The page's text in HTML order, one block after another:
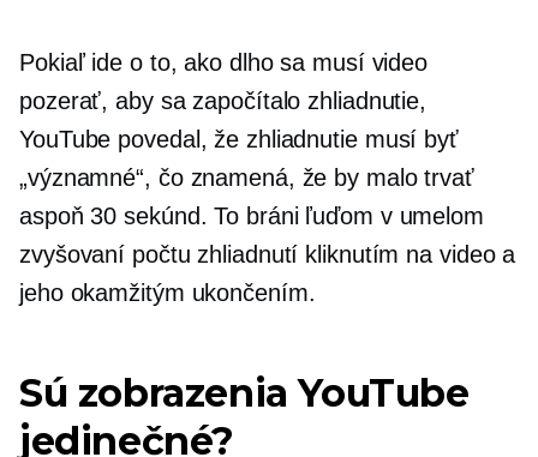
Pokiaľ ide o to, ako dlho sa musí video
pozerať, aby sa započítalo zhliadnutie,
YouTube povedal, že zhliadnutie musí byť
„významné“, čo znamená, že by malo trvať
aspoň 30 sekúnd. To bráni ľuďom v umelom
zvyšovaní počtu zhliadnutí kliknutím na video a
jeho okamžitým ukončením.
Sú zobrazenia YouTube
jedinečné?